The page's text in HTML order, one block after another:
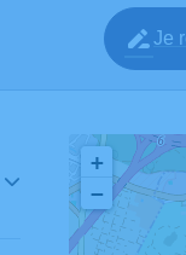
Je
+
−